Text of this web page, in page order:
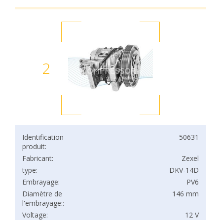
2
Identification
produit:
50631
Fabricant:
Zexel
type:
DKV-14D
Embrayage:
PV6
Diamètre de
l'embrayage::
146 mm
Voltage: 12 V